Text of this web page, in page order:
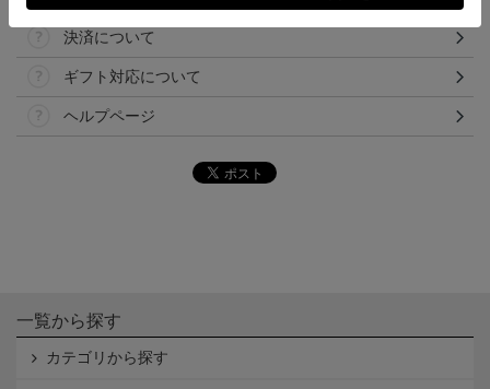
決済について
ギフト対応について
ヘルプページ
一覧から探す
カテゴリから探す